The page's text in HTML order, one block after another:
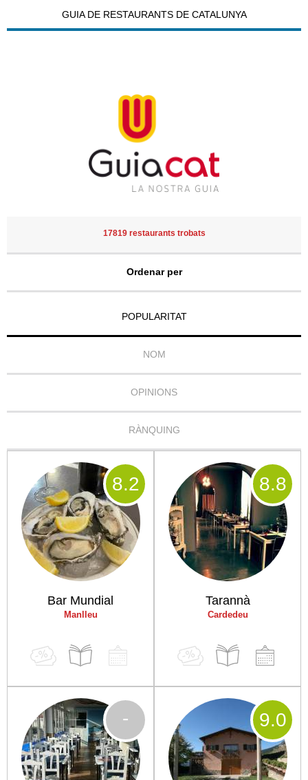
GUIA DE RESTAURANTS DE CATALUNYA
17819 restaurants trobats
Ordenar per
POPULARITAT
NOM
OPINIONS
RÀNQUING
Bar Mundial
Manlleu
8.2
Tarannà
Cardedeu
8.8
- 9.0